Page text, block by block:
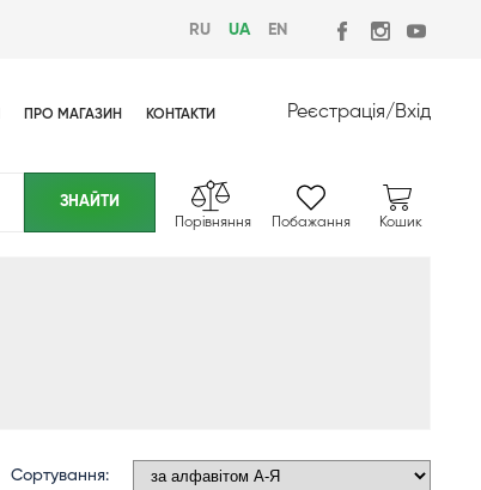
RU UA EN
ПРО МАГАЗИН КОНТАКТИ Реєстрація/Вхід
Порівняння Побажання Кошик
Сортування: